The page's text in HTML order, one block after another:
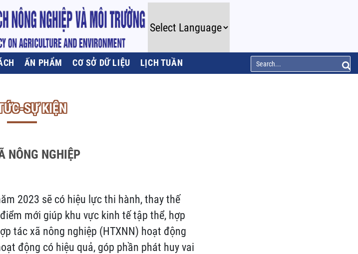
ẤN PHẨM CƠ SỞ DỮ LIỆU LỊCH TUẦN
SỰ KIỆN
NÔNG NGHIỆP
2023 sẽ có hiệu lực thi hành, thay thế
mới giúp khu vực kinh tế tập thể, hợp
tác xã nông nghiệp (HTXNN) hoạt động
động có hiệu quả, góp phần phát huy vai